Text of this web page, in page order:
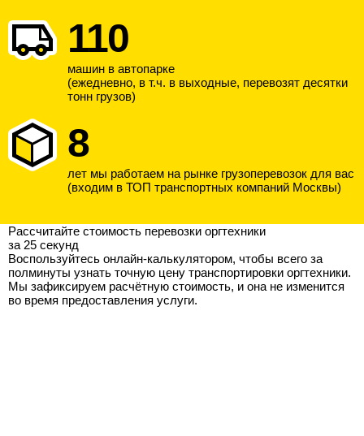
110
машин в автопарке
(ежедневно, в т.ч. в выходные, перевозят десятки
тонн грузов)
8
лет мы работаем на рынке грузоперевозок для вас
(входим в ТОП транспортных компаний Москвы)
Рассчитайте стоимость перевозки оргтехники
за 25 секунд
Воспользуйтесь онлайн-калькулятором, чтобы всего за
полминуты узнать точную цену транспортировки оргтехники.
Мы зафиксируем расчётную стоимость, и она не изменится
во время предоставления услуги.